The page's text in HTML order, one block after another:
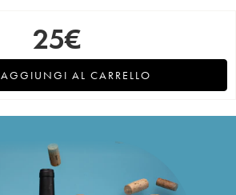
25€
AGGIUNGI AL CARRELLO